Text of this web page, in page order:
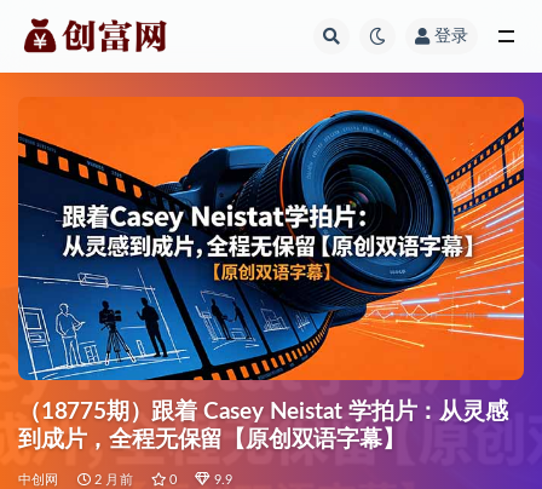
登录
（18775期）跟着 Casey Neistat 学拍片：从灵感
到成片，全程无保留【原创双语字幕】
中创网 2 月前 0 9.9